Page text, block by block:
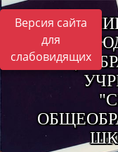
Версия сайта
для
слабовидящих